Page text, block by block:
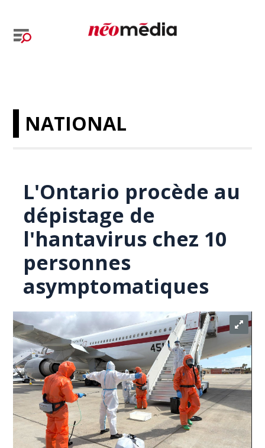
NATIONAL
L'Ontario procède au
dépistage de
l'hantavirus chez 10
personnes
asymptomatiques